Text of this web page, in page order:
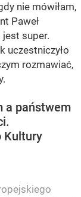
nie mówiłam,
Paweł
super.
uczestniczyło
rozmawiać,
a państwem
Kultury